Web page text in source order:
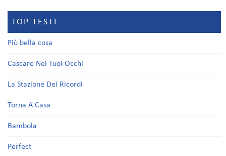
TOP TESTI
Più bella cosa
Cascare Nei Tuoi Occhi
La Stazione Dei Ricordi
Torna A Casa
Bambola
Perfect